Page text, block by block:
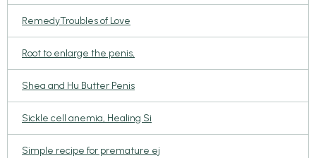
RemedyTroubles of Love
Root to enlarge the penis,
Shea and Hu Butter Penis
Sickle cell anemia, Healing Si
Simple recipe for premature ej